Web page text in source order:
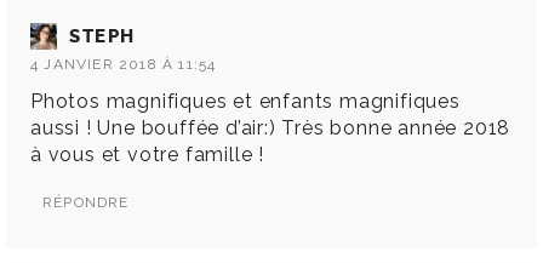
STEPH
4 JANVIER 2018 À 11:54
Photos magnifiques et enfants magnifiques
aussi ! Une bouffée d’air:) Très bonne année 2018
à vous et votre famille !
RÉPONDRE